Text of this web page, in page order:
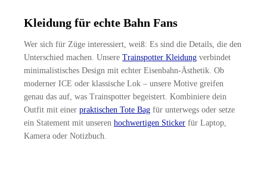
Kleidung für echte Bahn Fans
Wer sich für Züge interessiert, weiß: Es sind die Details, die den
Unterschied machen. Unsere Trainspotter Kleidung verbindet
minimalistisches Design mit echter Eisenbahn-Ästhetik. Ob
moderner ICE oder klassische Lok – unsere Motive greifen
genau das auf, was Trainspotter begeistert. Kombiniere dein
Outfit mit einer praktischen Tote Bag für unterwegs oder setze
ein Statement mit unseren hochwertigen Sticker für Laptop,
Kamera oder Notizbuch.